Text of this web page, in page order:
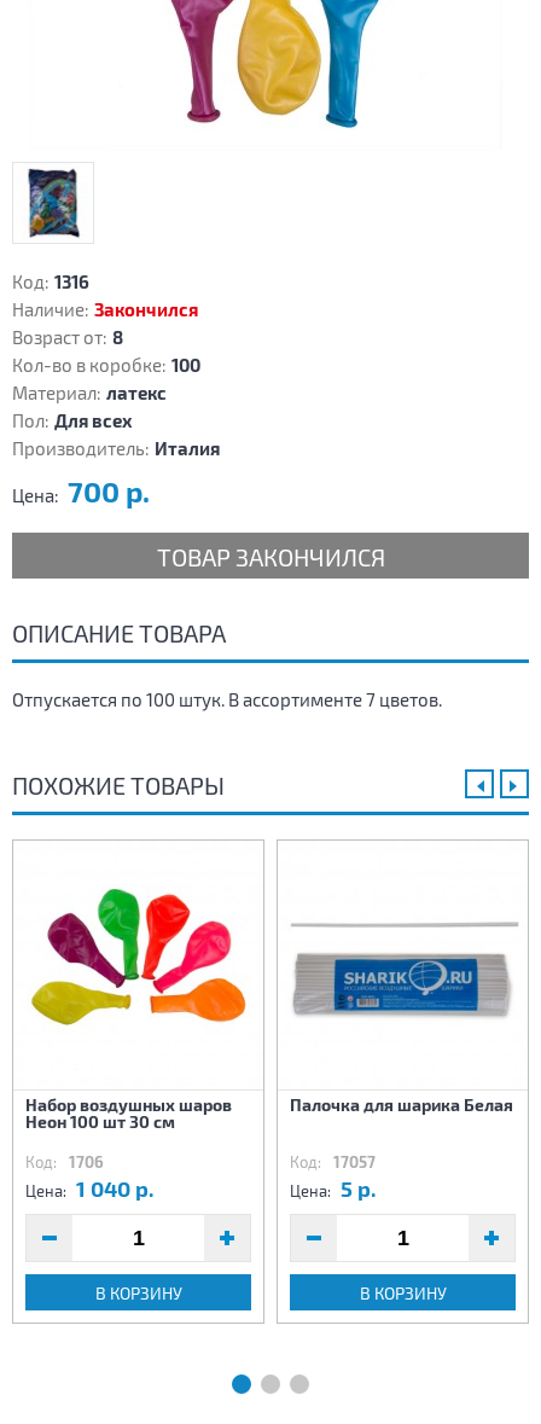
Код: 1316
Наличие: Закончился
Возраст от: 8
Кол-во в коробке: 100
Материал: латекс
Пол: Для всех
Производитель: Италия
Цена: 700 р.
ТОВАР ЗАКОНЧИЛСЯ
ОПИСАНИЕ ТОВАРА
Отпускается по 100 штук. В ассортименте 7 цветов.
ПОХОЖИЕ ТОВАРЫ
Набор воздушных шаров
Неон 100 шт 30 см
Код: 1706
Цена: 1 040 р.
В КОРЗИНУ
Палочка для шарика Белая
Код: 17057
Цена: 5 р.
В КОРЗИНУ